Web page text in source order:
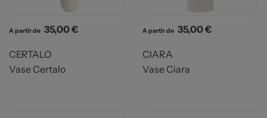
A partir de Prix
35,00 €
CERTALO
Vase Certalo
A partir de Prix
35,00 €
CIARA
Vase Ciara